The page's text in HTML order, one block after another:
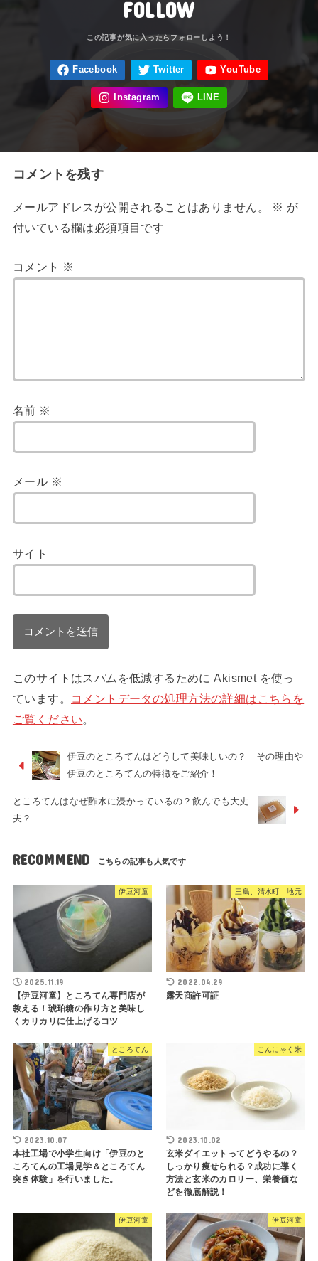
FOLLOW
コメントを残す
メールアドレスが公開されることはありません。 ※ が
付いている欄は必須項目です
コメント ※
名前 ※
メール ※
サイト
このサイトはスパムを低減するために Akismet を使っ
ています。
コメントデータの処理方法の詳細はこちらを
ご覧ください。
伊豆のところてんはどうして美味しいの？ その理由や
伊豆のところてんの特徴をご紹介！
ところてんはなぜ酢水に浸かっているの？飲んでも大丈
夫？
RECOMMEND
伊豆河童
2025.11.19
【伊豆河童】ところてん専門店が
教える！琥珀糖の作り方と美味し
くカリカリに仕上げるコツ
三島、清水町 地元
2022.04.29
露天商許可証
ところてん
2023.10.07
本社工場で小学生向け「伊豆のと
ころてんの工場見学＆ところてん
突き体験」を行いました。
こんにゃく米
2023.10.02
玄米ダイエットってどうやるの？
しっかり痩せられる？成功に導く
方法と玄米のカロリー、栄養価な
どを徹底解説！
伊豆河童 伊豆河童